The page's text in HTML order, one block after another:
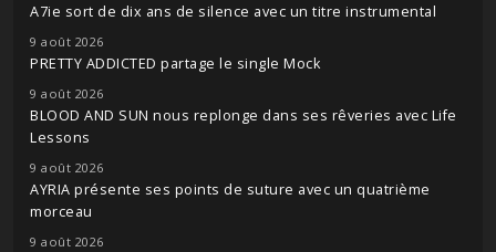
A7ie sort de dix ans de silence avec un titre instrumental
9 août 2026
PRETTY ADDICTED partage le single Mock
9 août 2026
BLOOD AND SUN nous replonge dans ses rêveries avec Life
Lessons
9 août 2026
AYRIA présente ses points de suture avec un quatrième
morceau
9 août 2026